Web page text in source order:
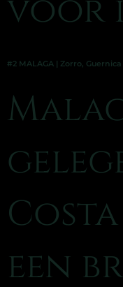
voor
#2 MALAGA | Zorro,
een